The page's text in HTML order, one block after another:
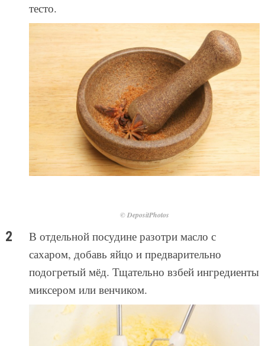
тесто.
© DepositPhotos
В отдельной посудине разотри масло с
сахаром, добавь яйцо и предварительно
подогретый мёд. Тщательно взбей ингредиенты
миксером или венчиком.